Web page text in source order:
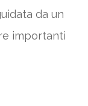
da un
importanti